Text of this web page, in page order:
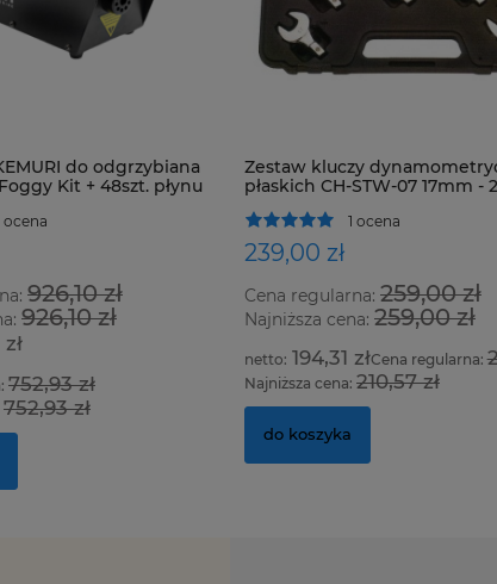
do odgrzybiana
Kit + 48szt. płynu
ocena
926,10 zł
926,10 zł
752,93 zł
752,93 zł
Zestaw kluczy
płaskich CH-STW-07 17mm -
1 ocena
239,00 zł
Cena regularna: 259,00 zł
Najniższa cena: 259,00 zł
194,31 złCena regularna:
Najniższa cena: 210,57 zł
do koszyka